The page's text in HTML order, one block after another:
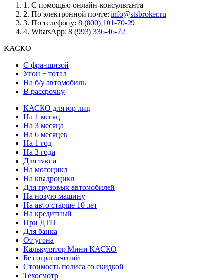
1. С помощью онлайн-консультанта
2. По электронной почте: info@stsbroker.ru
3. По телефону: 8 (800) 101-70-29
4. WhatsApp: 8 (993) 336-46-72
КАСКО
С франшизой
Угон + тотал
На б/у автомобиль
В рассрочку
КАСКО для юр лиц
На 1 месяц
На 3 месяца
На 6 месяцев
На 1 год
На 3 года
Для такси
На мотоцикл
На квадроцикл
Для грузовых автомобилей
На новую машину
На авто старше 10 лет
На кредитный
При ДТП
Для банка
От угона
Калькулятор Мини КАСКО
Без ограничений
Стоимость полиса со скидкой
Техосмотр